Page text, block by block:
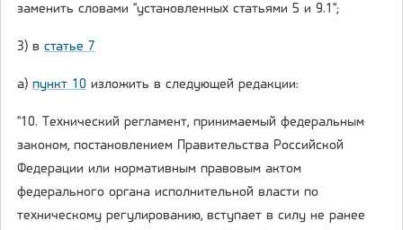
заменить словами "установленных статьями 5 и 9.1";
3) в статье 7
а) пункт 10 изложить в следующей редакции:
"10. Технический регламент, принимаемый федеральным
законом, постановлением Правительства Российской
Федерации или нормативным правовым актом
федерального органа исполнительной власти по
техническому регулированию, вступает в силу не ранее